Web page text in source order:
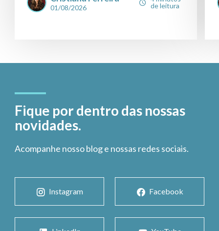
01/08/2026
de leitura
Fique por dentro das nossas
novidades.
Acompanhe nosso blog e nossas redes sociais.
Instagram Facebook